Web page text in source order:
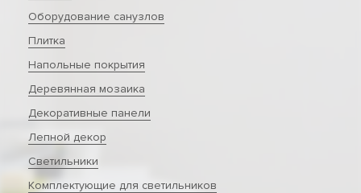
Оборудование санузлов
Плитка
Напольные покрытия
Деревянная мозаика
Декоративные панели
Лепной декор
Светильники
Комплектующие для светильников